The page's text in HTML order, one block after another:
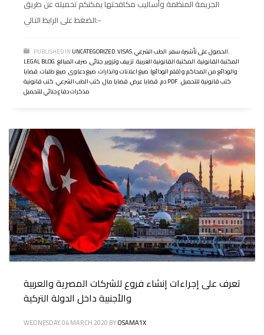
الجريمة المنظمة وأساليب مكافحتها يمكنكم تحميله عن طريق
الضغط على الرابط التالي:-
PUBLISHED IN UNCATEGORIZED,VISAS, الحصول على تأشيرة سفر,الطب الشرعي
,
LEGAL BLOG, المكتبة القانونية,المكتبة القانونية العربية,تزييف وتزوير,جنائى,صرف المبالغ
والودائع من المحاكم و (قلم الودائع),صيغ اعلانات وانذارات,صيغ دعاوى,صيغ طلبات,قضايا
دم,قضايا عرض,قضايا مال,كتب الطب الشرعي, كتب قانونية PDF, كتب قانونية للتحميل,
مذكرات دفاع جنائي للتحميل
تعرف على إجراءات إنشاء فروع للشركات المصرية والعربية
والأجنبية داخل الدولة التركية
WEDNESDAY, 04 MARCH 2020 BYOSAMA1X